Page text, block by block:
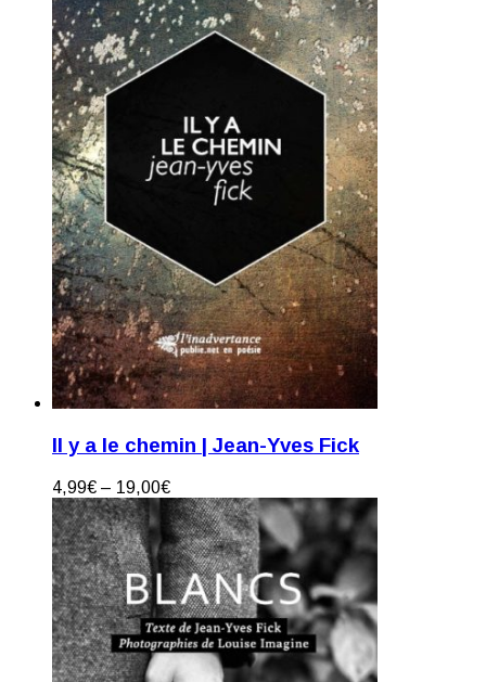
Il y a le chemin | Jean-Yves Fick
4,99€ – 19,00€